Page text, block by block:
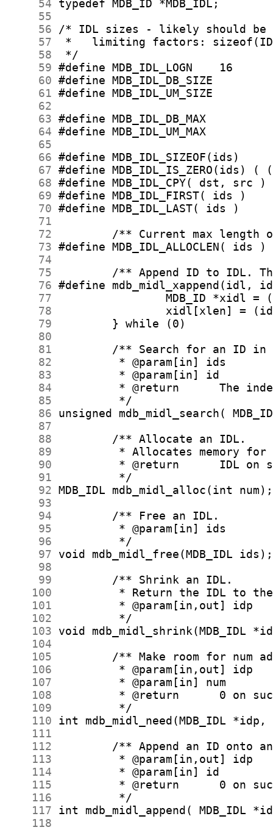
     54
     55
     56
     57
     58
     59
     60
     61
     62
     63
     64
     65
     66
     67
     68
     69
     70
     71
     72
     73
     74
     75
     76
     77
     78
     79
     80
     81
     82
     83
     84
     85
     86
     87
     88
     89
     90
     91
     92
     93
     94
     95
     96
     97
     98
     99
    100
    101
    102
    103
    104
    105
    106
    107
    108
    109
    110
    111
    112
    113
    114
    115
    116
    117
    118